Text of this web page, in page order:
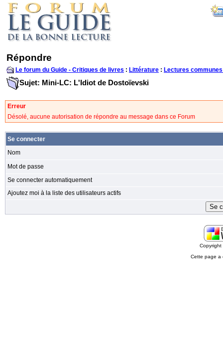
Répondre
Le forum du Guide - Critiques de livres : Littérature : Lectures
Sujet: Mini-LC: L'Idiot de Dostoïevski
Erreur
Désolé, aucune autorisation de répondre au message dans ce Forum
Se connecter
Nom
Mot de passe
Se connecter automatiquement
Ajoutez moi à la liste des utilisateurs actifs
Cette page a